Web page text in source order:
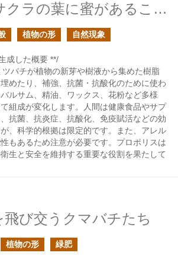
ハナバチはサクラの葉に蜜があることをどのように知っていくのだろうか？
植物の形 自然現象
成した概要 **/
バチが植物の新芽や樹液から集めた樹脂
めたり、補強、抗菌・抗酸化のために使わ
ルサム、精油、ワックス、花粉など多様
組成が変化します。人間は健康食品やサプ
抗菌、抗炎症、抗酸化、免疫賦活などの効
、科学的根拠は限定的です。また、アレル
もあるため注意が必要です。プロポリスは
生と安全を維持する重要な役割を果たして
び交うクマバチたち
植物の形 緑肥